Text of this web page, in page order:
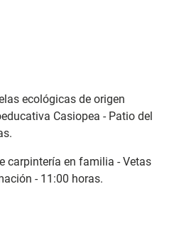
ecológicas de origen
Casiopea - Patio del
carpintería en familia - Vetas
- 11:00 horas.